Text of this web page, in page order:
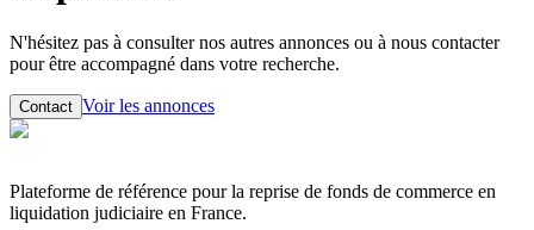
N'hésitez pas à consulter nos autres annonces ou à nous contacter
pour être accompagné dans votre recherche.
Contact Voir les annonces
Plateforme de référence pour la reprise de fonds de commerce en
liquidation judiciaire en France.